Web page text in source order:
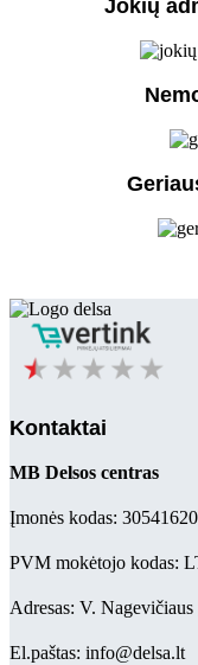
Jokių
Kontaktai
MB Delsos centras
Įmonės kodas:
PVM mokėtojo kodas:
Adresas: V.
El.paštas: info@delsa.lt